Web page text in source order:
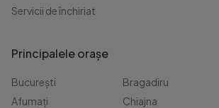
Servicii de închiriat
Principalele orașe
București
Afumați
Bragadiru
Chiajna